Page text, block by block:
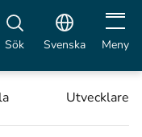
Sök Svenska Öppna
Meny
Utvecklare